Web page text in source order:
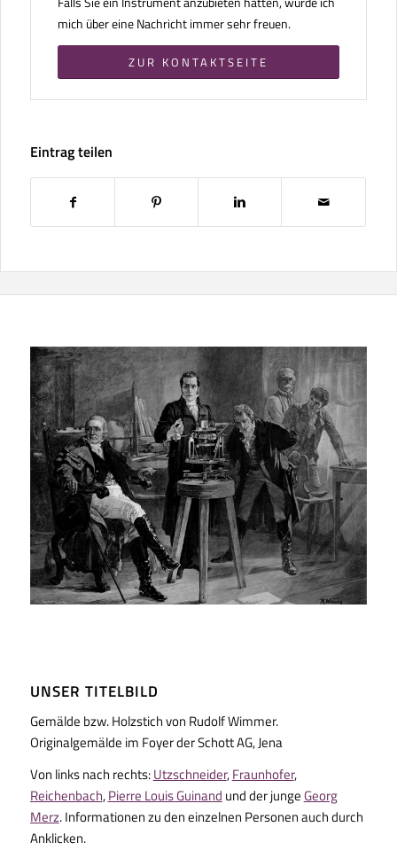
mich über eine Nachricht immer sehr freuen.
ZUR KONTAKTSEITE
Eintrag teilen
UNSER TITELBILD
Gemälde bzw. Holzstich von Rudolf Wimmer.
Originalgemälde im Foyer der Schott AG, Jena
Von links nach rechts:Utzschneider,Fraunhofer,
Reichenbach,Pierre Louis Guinand und der jungeGeorg
Merz. Informationen zu den einzelnen Personen auch durch
Anklicken.